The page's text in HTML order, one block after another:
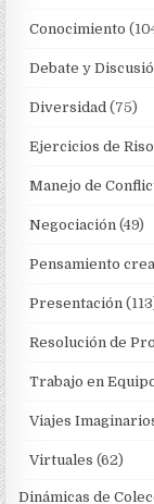
Conocimiento
Debate y
Diversidad (75)
Ejercicios de
Manejo de
Negociación (49)
Pensamiento
Presentación
Resolución de
Trabajo en
Viajes
Virtuales (62)
Dinámicas de